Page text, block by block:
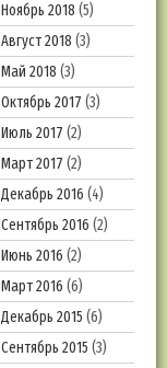
Ноябрь 2018 (5)
Август 2018 (3)
Май 2018 (3)
Октябрь 2017 (3)
Июль 2017 (2)
Март 2017 (2)
Декабрь 2016 (4)
Сентябрь 2016 (2)
Июнь 2016 (2)
Март 2016 (6)
Декабрь 2015 (6)
Сентябрь 2015 (3)